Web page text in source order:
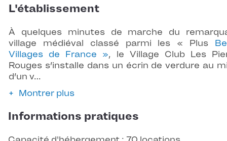
L'établissement
À quelques minutes de marche du
village médiéval classé parmi les « Plus
Villages de France », le Village Club Les
Rouges s’installe dans un écrin de verdure au
d’un v…
Montrer plus
Informations pratiques